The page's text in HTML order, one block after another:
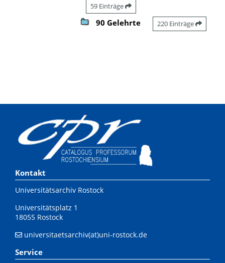
59 Einträge
90 Gelehrte 220 Einträge
Kontakt
Universitätsarchiv Rostock
Universitätsplatz 1
18055 Rostock
universitaetsarchiv(at)uni-rostock.de
Service